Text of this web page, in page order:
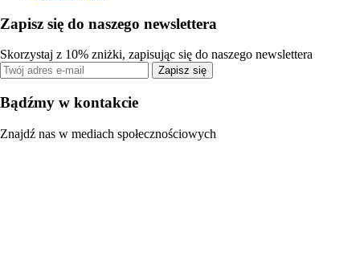
Zapisz się do naszego newslettera
Skorzystaj z 10% zniżki, zapisując się do naszego newslettera
Zapisz się
Bądźmy w kontakcie
Znajdź nas w mediach społecznościowych